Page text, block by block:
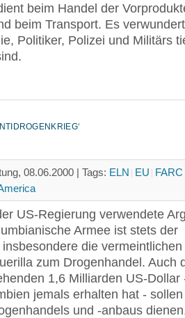
beim Handel der
beim Transport. Es
Politiker, Polizei und Militärs
08.06.2000 | Tags: ELN EU FARC
US-Regierung verwendete
Armee ist stets der
die vermeintlichen
zum Drogenhandel. Auch
1,6 Milliarden US-Dollar
jemals erhalten hat -
und -anbaus